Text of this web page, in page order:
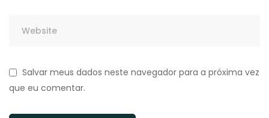
Salvar meus dados neste navegador para a próxima vez
que eu comentar.